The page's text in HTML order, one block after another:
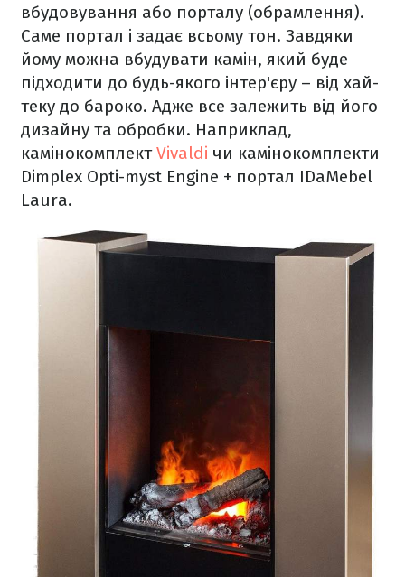
вбудовування або порталу (обрамлення).
Саме портал і задає всьому тон. Завдяки
йому можна вбудувати камін, який буде
підходити до будь-якого інтер'єру – від хай-
теку до бароко. Адже все залежить від його
дизайну та обробки. Наприклад,
камінокомплектVivaldi чи камінокомплекти
Dimplex Opti-myst Engine + портал IDaMebel
Laura.